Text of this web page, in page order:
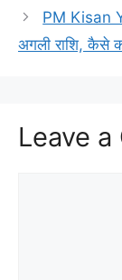
PM Kisan
अगली राशि, कैसे
Leave